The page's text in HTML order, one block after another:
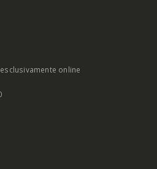
online